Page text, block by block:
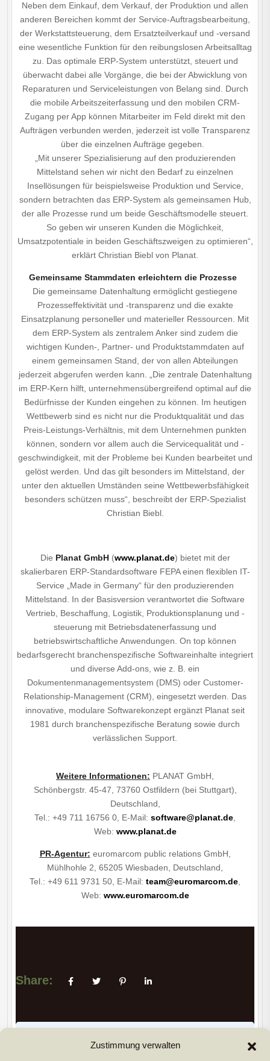
Zustimmung verwalten
Neben dem Einkauf, dem Verkauf, der Produktion und allen
anderen Bereichen kommt der Service-Auftragsbearbeitung,
der Werkstattsteuerung, dem Ersatzteilverkauf und -versand
eine wesentliche Funktion für den reibungslosen Arbeitsalltag
zu. Das optimale ERP-System unterstützt, steuert und
überwacht dabei alle Vorgänge, die bei der Abwicklung von
Reparaturen und Serviceleistungen von Belang sind. Durch
die mobile Arbeitszeiterfassung und den mobilen CRM-
Zugang per App können Mitarbeiter im Feld direkt mit den
Aufträgen verbunden werden, jederzeit ist volle Transparenz
über die einzelnen Aufträge gegeben.
„Mit unserer Spezialisierung auf den produzierenden
Mittelstand sehen wir nicht den Bedarf zu einzelnen
Insellösungen für beispielsweise Produktion und Service,
sondern betrachten das ERP-System als gemeinsamen Hub,
der alle Prozesse rund um beide Geschäftsmodelle steuert.
So geben wir unseren Kunden die Möglichkeit,
Umsatzpotentiale in beiden Geschäftszweigen zu optimieren“,
erklärt Christian Biebl von Planat.
Gemeinsame Stammdaten erleichtern die Prozesse
Die gemeinsame Datenhaltung ermöglicht gestiegene
Prozesseffektivität und -transparenz und die exakte
Einsatzplanung personeller und materieller Ressourcen. Mit
dem ERP-System als zentralem Anker sind zudem die
wichtigen Kunden-, Partner- und Produktstammdaten auf
einem gemeinsamen Stand, der von allen Abteilungen
jederzeit abgerufen werden kann. „Die zentrale Datenhaltung
im ERP-Kern hilft, unternehmensübergreifend optimal auf die
Bedürfnisse der Kunden eingehen zu können. Im heutigen
Wettbewerb sind es nicht nur die Produktqualität und das
Preis-Leistungs-Verhältnis, mit dem Unternehmen punkten
können, sondern vor allem auch die Servicequalität und -
geschwindigkeit, mit der Probleme bei Kunden bearbeitet und
gelöst werden. Und das gilt besonders im Mittelstand, der
unter den aktuellen Umständen seine Wettbewerbsfähigkeit
besonders schützen muss“, beschreibt der ERP-Spezialist
Christian Biebl.
Die Planat GmbH(www.planat.de) bietet mit der
skalierbaren ERP-Standardsoftware FEPA einen flexiblen IT-
Service „Made in Germany“ für den produzierenden
Mittelstand. In der Basisversion verantwortet die Software
Vertrieb, Beschaffung, Logistik, Produktionsplanung und -
steuerung mit Betriebsdatenerfassung und
betriebswirtschaftliche Anwendungen. On top können
bedarfsgerecht branchenspezifische Softwareinhalte integriert
und diverse Add-ons, wie z. B. ein
Dokumentenmanagementsystem (DMS) oder Customer-
Relationship-Management (CRM), eingesetzt werden. Das
innovative, modulare Softwarekonzept ergänzt Planat seit
1981 durch branchenspezifische Beratung sowie durch
verlässlichen Support.
Weitere Informationen: PLANAT GmbH,
Schönbergstr. 45-47, 73760 Ostfildern (bei Stuttgart),
Deutschland,
Tel.: +49 711 16756 0, E-Mail: software@planat.de
Web: www.planat.de
PR-Agentur: euromarcom public relations GmbH,
Mühlhohle 2, 65205 Wiesbaden, Deutschland,
Tel.: +49 611 9731 50, E-Mail: team@euromarcom.de
Web: www.euromarcom.de
Share: